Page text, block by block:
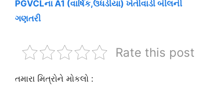
PGVCLના A1 (વાર્ષિક,ઉધડીયા) ખેતીવાડી બીલની
ગણતરી
Rate this post
તમારા મિત્રોને મોકલો :